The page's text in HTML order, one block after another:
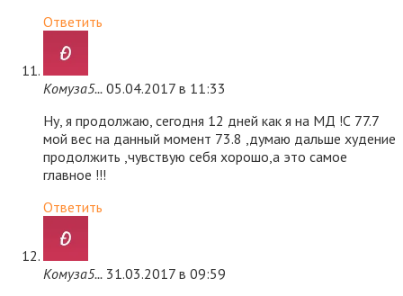
Ответить
Комуза5... 05.04.2017 в 11:33
Ну, я продолжаю, сегодня 12 дней как я на МД !С 77.7
мой вес на данный момент 73.8 ,думаю дальше худение
продолжить ,чувствую себя хорошо,а это самое
главное !!!
Ответить
Комуза5... 31.03.2017 в 09:59